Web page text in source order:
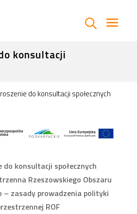
konsultacji
do konsultacji społecznych
do konsultacji społecznych
Rzeszowskiego Obszaru
– zasady prowadzenia polityki
ROF